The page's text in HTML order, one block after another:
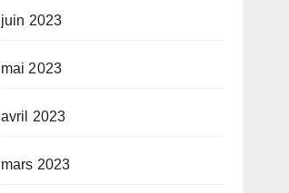
juin 2023
mai 2023
avril 2023
mars 2023